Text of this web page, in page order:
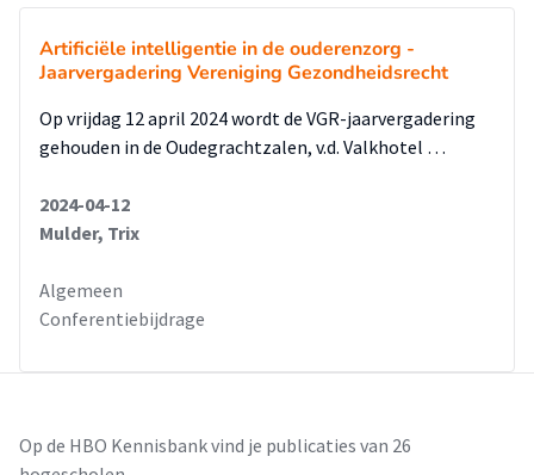
Artificiële intelligentie in de ouderenzorg -
Jaarvergadering Vereniging Gezondheidsrecht
Op vrijdag 12 april 2024 wordt de VGR-jaarvergadering
gehouden in de Oudegrachtzalen, v.d. Valkhotel …
2024-04-12
Mulder, Trix
Algemeen
Conferentiebijdrage
Op de HBO Kennisbank vind je publicaties van 26